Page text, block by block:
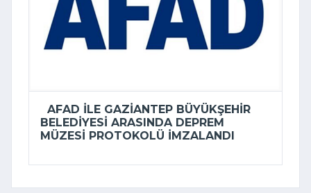
AFAD ILE GAZIANTEP BÜYÜKŞEHIR
BELEDIYESI ARASINDA DEPREM
MÜZESI PROTOKOLÜ IMZALANDI